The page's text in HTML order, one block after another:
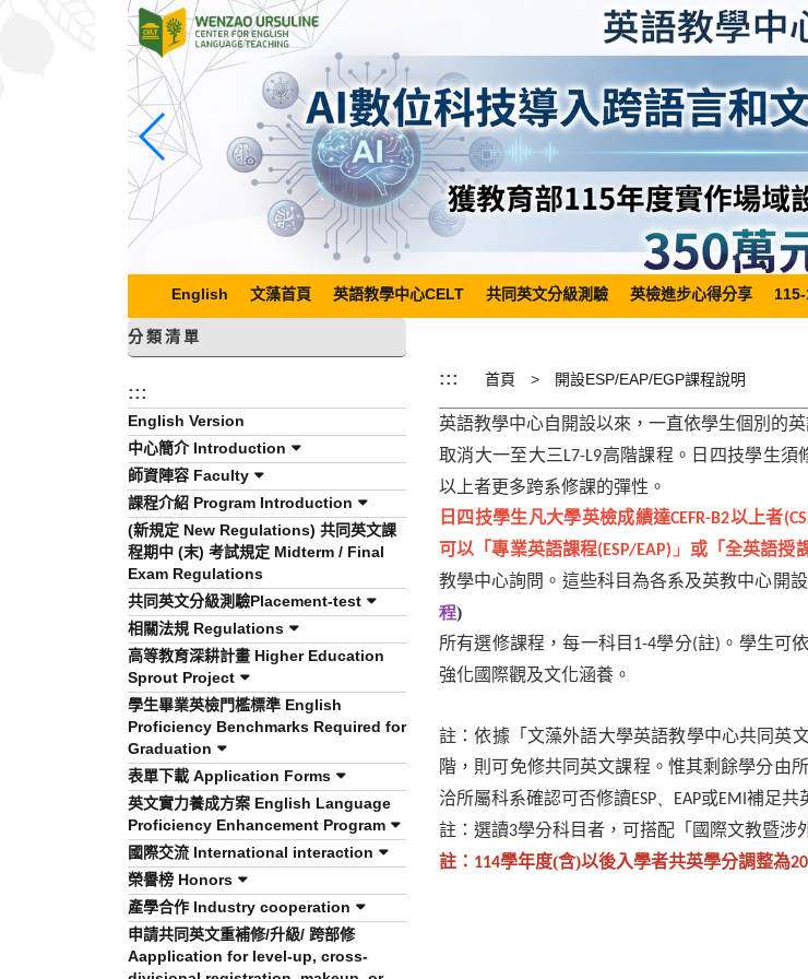
English 文藻首頁 英語教學中心CELT 共同英文分級測驗 英檢進步心得分享
分類清單
:::
English Version
中心簡介 Introduction
師資陣容 Faculty
課程介紹 Program Introduction
(新規定 New Regulations) 共同英文課
程期中 (末) 考試規定 Midterm / Final
Exam Regulations
共同英文分級測驗Placement-test
相關法規 Regulations
高等教育深耕計畫 Higher Education
Sprout Project
學生畢業英檢門檻標準 English
Proficiency Benchmarks Required for
Graduation
表單下載 Application Forms
英文實力養成方案 English Language
Proficiency Enhancement Program
國際交流 International interaction
榮譽榜 Honors
產學合作 Industry cooperation
申請共同英文重補修/升級/ 跨部修
Aapplication for level-up, cross-
::: 首頁 開設ESP/EAP/EGP課程說明
英語教學中心自開設以來，一直依學生個別的
取消大一至大三 L7-L9高階課程。日四技學生須
以上者更多跨系修課的彈性。
日四技學生凡大學英檢成績達CEFR-B2以上者
可以「專業英語課程(ESP/EAP)」 或「全英語授
教學中心詢問 。這些科目為各系及英教中心開
程)
所有選修課程，每一科目 1-4學分(註) 。學生可
強化國際觀及文化涵養。
註：依據「文藻外語大學英語教學中心共同英
階，則可免修共同英文課程。惟其剩餘學分由
洽所屬科系確認可否修讀ESP、EAP或EMI 補足共
註：選讀3學分科目者，可搭配「國際文教暨涉
註： 114學年度(含)以後入學者共英學分調整為20